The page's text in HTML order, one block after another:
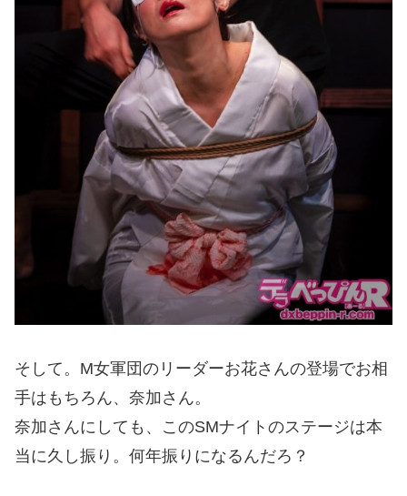
そして。M女軍団のリーダーお花さんの登場でお相
手はもちろん、奈加さん。
奈加さんにしても、このSMナイトのステージは本
当に久し振り。何年振りになるんだろ？